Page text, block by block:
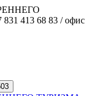
413 68 83 / офис